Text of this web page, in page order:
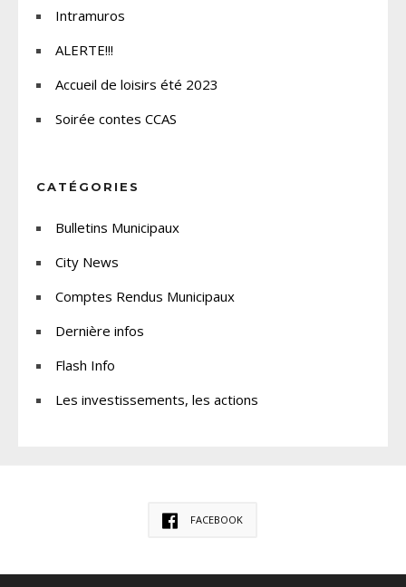
Intramuros
ALERTE!!!
Accueil de loisirs été 2023
Soirée contes CCAS
CATÉGORIES
Bulletins Municipaux
City News
Comptes Rendus Municipaux
Dernière infos
Flash Info
Les investissements, les actions
FACEBOOK